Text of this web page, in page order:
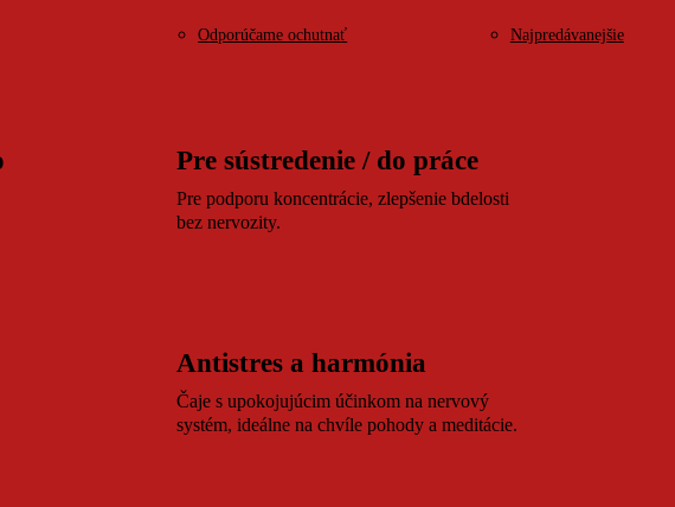
Odporúčame ochutnať Najpredávanejšie
Pre sústredenie / do práce
Pre podporu koncentrácie, zlepšenie bdelosti
bez nervozity.
Antistres a harmónia
Čaje s upokojujúcim účinkom na nervový
systém, ideálne na chvíle pohody a meditácie.